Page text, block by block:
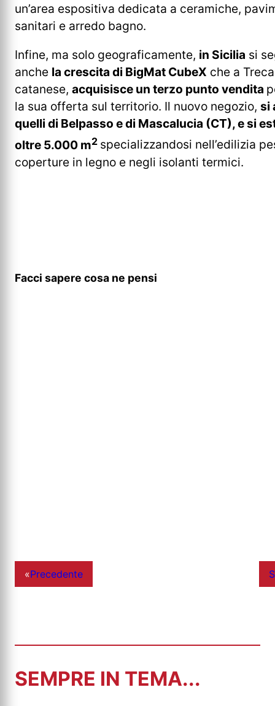
un’area espositiva dedicata a ceramiche,
sanitari e arredo bagno.
Infine, ma solo geograficamente, in Sicilia si
anche la crescita di BigMat CubeX che a
catanese, acquisisce un terzo punto vendita
la sua offerta sul territorio. Il nuovo negozio, si
quelli di Belpasso e di Mascalucia (CT), e si
oltre 5.000 m2 specializzandosi nell’edilizia
coperture in legno e negli isolanti termici.
Facci sapere cosa ne pensi
«Precedente
SEMPRE IN TEMA...